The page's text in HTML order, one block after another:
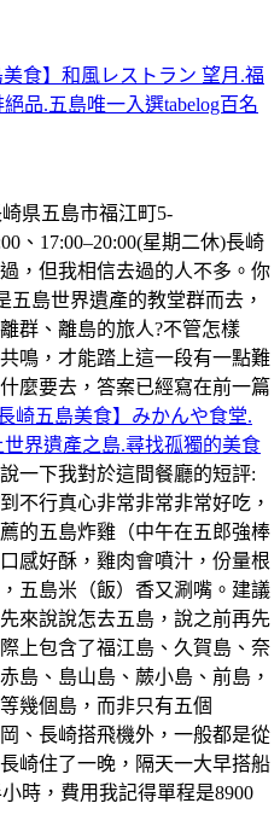
美食】和風レストラン 望月.福
品.五島唯一入選tabelog百名
県五島市福江町5-
、17:00–20:00(星期二休)長崎
，但我相信去過的人不多。你
島世界遺產的教堂群而去，
群、離島的旅人?不管怎樣
鳴，才能踏上這一段有一點難
麼要去，答案已經寫在前一篇
崎五島美食】みかんや食堂.
界遺產之島.尋找孤獨的美食
說一下我對於這間餐廳的短評:
不行真心非常非常非常好吃，
的五島炸雞（中午在五郎強棒
感好酥，雞肉會噴汁，份量根
五島米（飯）香又涮嘴。建議
先來說說怎去五島，說之前再先
上包含了福江島、久賀島、奈
島、島山島、蕨小島、前島，
幾個島，而非只有五個
、長崎搭飛機外，一般都是從
崎住了一晚，隔天一大早搭船
時，費用我記得單程是8900